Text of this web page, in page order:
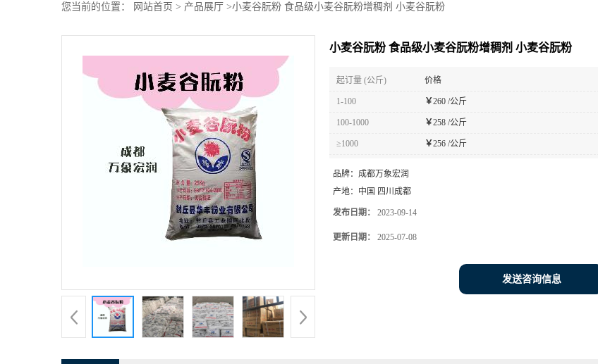
您当前的位置： 网站首页 > 产品展厅 >小麦谷朊粉 食品级小麦谷朊粉增稠剂 小麦谷朊粉
小麦谷朊粉 食品级小麦谷朊粉增稠剂 小麦谷朊粉
起订量 (公斤) 价格
1-100 ￥260 /公斤
100-1000 ￥258 /公斤
≥1000 ￥256 /公斤
品牌： 成都万象宏润
产地： 中国 四川成都
发布日期： 2023-09-14
更新日期： 2025-07-08
发送咨询信息